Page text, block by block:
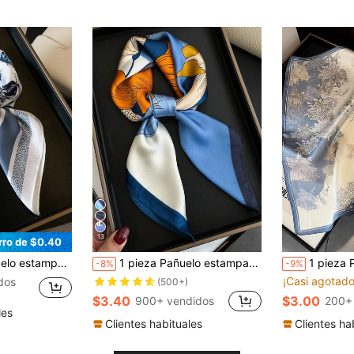
de $0.40
Regalo ideal para el Día de San Valentín, la playa, vacaciones, esencial de viaje
13
-8% 1 pieza Pañuelo estampado para mujer para primavera/verano, a juego de color, ligero y elegante para el cuello, se puede usar como diadema
(500+)
$3.40 900+ vendidos
Clientes habituales
-9% 1 pieza Pañuelo cuadrado de mujer con
¡Casi
$3.00
Clientes